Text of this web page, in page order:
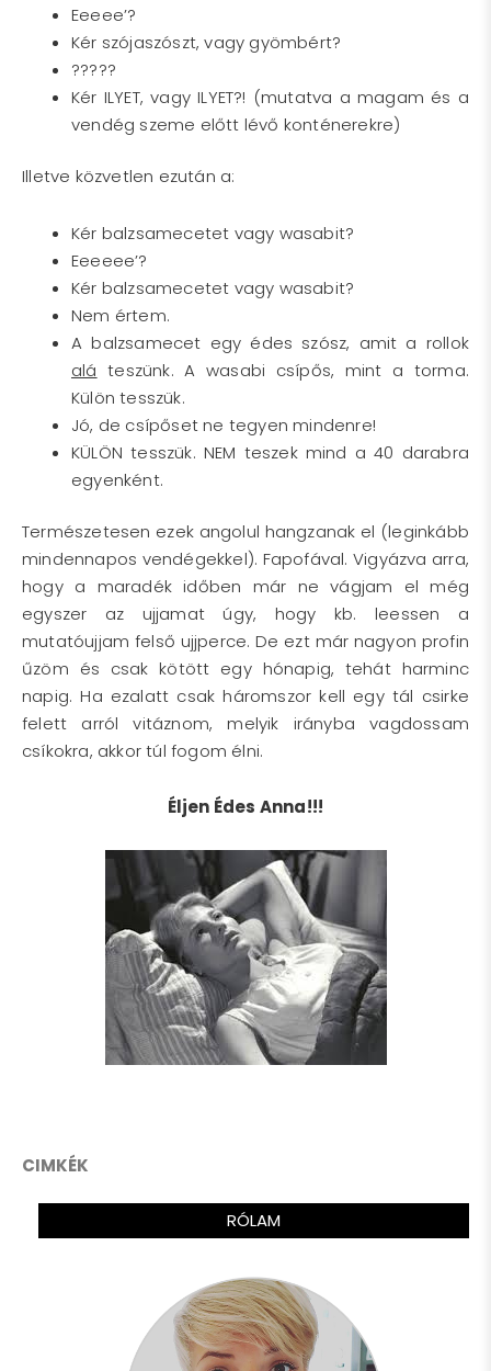
Eeeee’?
Kér szójaszószt, vagy gyömbért?
?????
Kér ILYET, vagy ILYET?! (mutatva a magam és a
vendég szeme előtt lévő konténerekre)
Illetve közvetlen ezután a:
Kér balzsamecetet vagy wasabit?
Eeeeee’?
Kér balzsamecetet vagy wasabit?
Nem értem.
A balzsamecet egy édes szósz, amit a rollok
alá teszünk. A wasabi csípős, mint a torma.
Külön tesszük.
Jó, de csípőset ne tegyen mindenre!
KÜLÖN tesszük. NEM teszek mind a 40 darabra
egyenként.
Természetesen ezek angolul hangzanak el (leginkább
mindennapos vendégekkel). Fapofával. Vigyázva arra,
hogy a maradék időben már ne vágjam el még
egyszer az ujjamat úgy, hogy kb. leessen a
mutatóujjam felső ujjperce. De ezt már nagyon profin
űzöm és csak kötött egy hónapig, tehát harminc
napig. Ha ezalatt csak háromszor kell egy tál csirke
felett arról vitáznom, melyik irányba vagdossam
csíkokra, akkor túl fogom élni.
Éljen Édes Anna!!!
CIMKÉK
RÓLAM